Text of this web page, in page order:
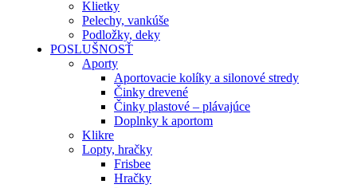
Klietky
Pelechy, vankúše
Podložky, deky
POSLUŠNOSŤ
Aporty
Aportovacie kolíky a silonové stredy
Činky drevené
Činky plastové – plávajúce
Doplnky k aportom
Klikre
Lopty, hračky
Frisbee
Hračky